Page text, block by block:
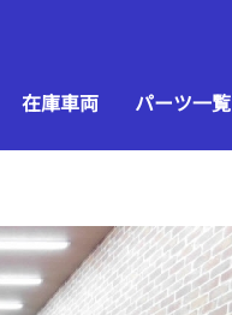
在庫車両 パーツ一覧